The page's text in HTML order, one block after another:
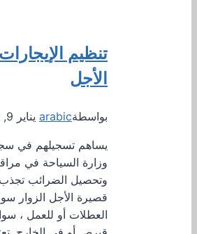
تنظيم
الأجل
بواسطةarabic يناير 9, 2023
يساهم تسجيلهم في
وزارة السياحة في
وتحصيل الضرائب تجذب
قصيرة الأجل الزوار
العطلات أو للعمل ،